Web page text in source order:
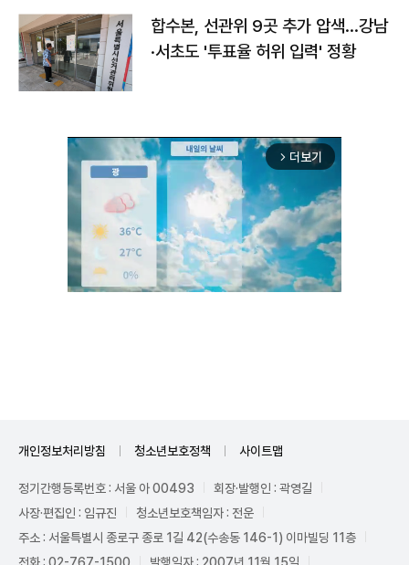
합수본, 선관위 9곳 추가 압색…강남
·서초도 '투표율 허위 입력' 정황
arrow_forward_ios 더보기
개인정보처리방침 청소년보호정책 사이트맵
정기간행등록번호 : 서울 아 00493
회장·발행인 : 곽영길
사장·편집인 : 임규진
청소년보호책임자 : 전운
주소 : 서울특별시 종로구 종로 1길 42(수송동 146-1) 이마빌딩 11층